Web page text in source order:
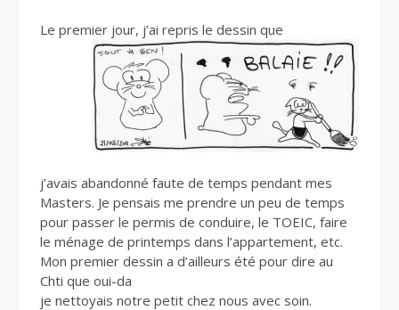
Le premier jour, j’ai repris le dessin que
j’avais abandonné faute de temps pendant mes
Masters. Je pensais me prendre un peu de temps
pour passer le permis de conduire, le TOEIC, faire
le ménage de printemps dans l’appartement, etc.
Mon premier dessin a d’ailleurs été pour dire au
Chti que oui-da
je nettoyais notre petit chez nous avec soin.